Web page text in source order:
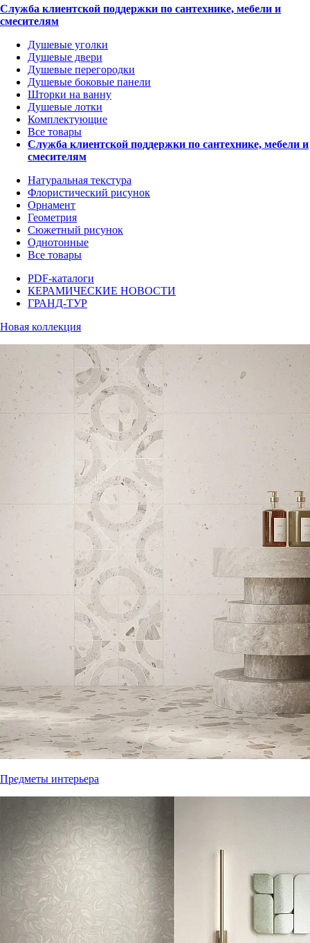
Служба клиентской поддержки по сантехнике, мебели и
смесителям
Душевые уголки
Душевые двери
Душевые перегородки
Душевые боковые панели
Шторки на ванну
Душевые лотки
Комплектующие
Все товары
Служба клиентской поддержки по сантехнике, мебели и
смесителям
Натуральная текстура
Флористический рисунок
Орнамент
Геометрия
Сюжетный рисунок
Однотонные
Все товары
PDF-каталоги
КЕРАМИЧЕСКИЕ НОВОСТИ
ГРАНД-ТУР
Новая коллекция
Предметы интерьера